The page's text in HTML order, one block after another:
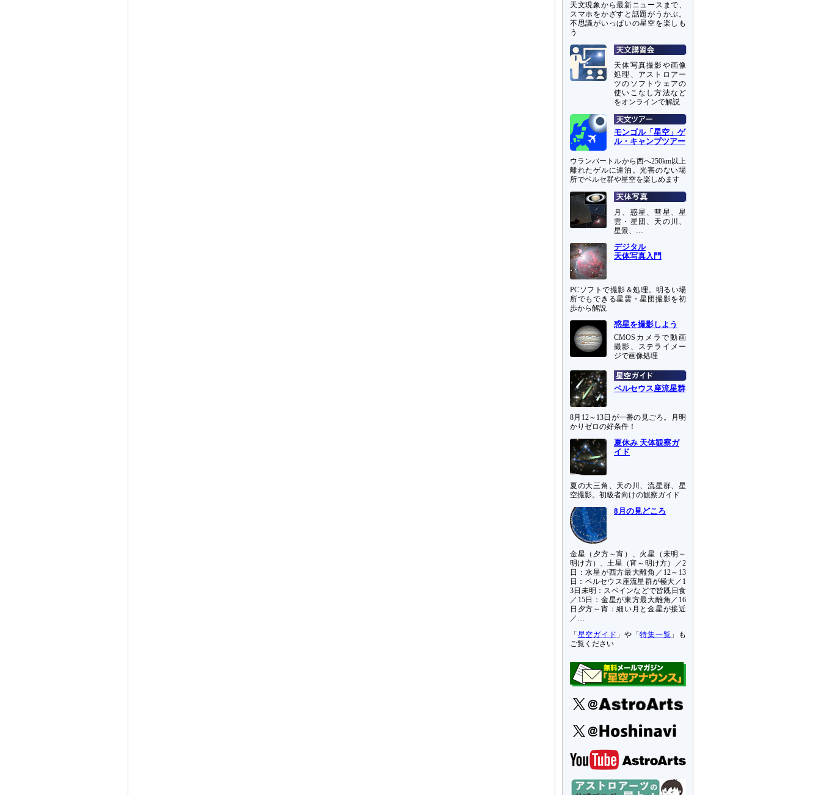
天文現象から最新ニュースまで、
スマホをかざすと話題がうかぶ。
不思議がいっぱいの星空を楽しも
う
天体写真撮影や画像
処理、アストロアー
ツのソフトウェアの
使いこなし方法など
をオンラインで解説
モンゴル「星空」ゲ
ル・キャンプツアー
ウランバートルから西へ250km以上
離れたゲルに連泊。光害のない場
所でペルセ群や星空を楽しめます
月、惑星、彗星、星
雲・星団、天の川、
星景、…
デジタル
天体写真入門
PCソフトで撮影＆処理。明るい場
所でもできる星雲・星団撮影を初
歩から解説
惑星を撮影しよう
CMOSカメラで動画
撮影、ステライメー
ジで画像処理
ペルセウス座流星群
8月12～13日が一番の見ごろ。月明
かりゼロの好条件！
夏休み 天体観察ガ
イド
夏の大三角、天の川、流星群、星
空撮影。初級者向けの観察ガイド
8月の見どころ
金星（夕方～宵）、火星（未明～
明け方）、土星（宵～明け方）／2
日：水星が西方最大離角／12～13
日：ペルセウス座流星群が極大／1
3日未明：スペインなどで皆既日食
／15日：金星が東方最大離角／16
日夕方～宵：細い月と金星が接近
／…
「 星空ガイド 」や「特集一覧 」も
ご覧ください